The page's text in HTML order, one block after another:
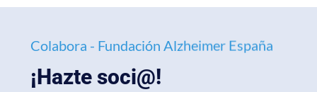
Colabora - Fundación Alzheimer España
¡Hazte soci@!